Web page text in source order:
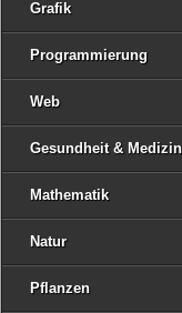
Grafik
Programmierung
Web
Gesundheit & Medizin
Mathematik
Natur
Pflanzen